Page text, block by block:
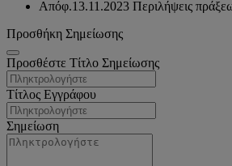
Απόφ.13.11.2023 Περιλήψεις
Προσθήκη Σημείωσης
Προσθέστε Τίτλο Σημείωσης
Τίτλος Εγγράφου
Σημείωση